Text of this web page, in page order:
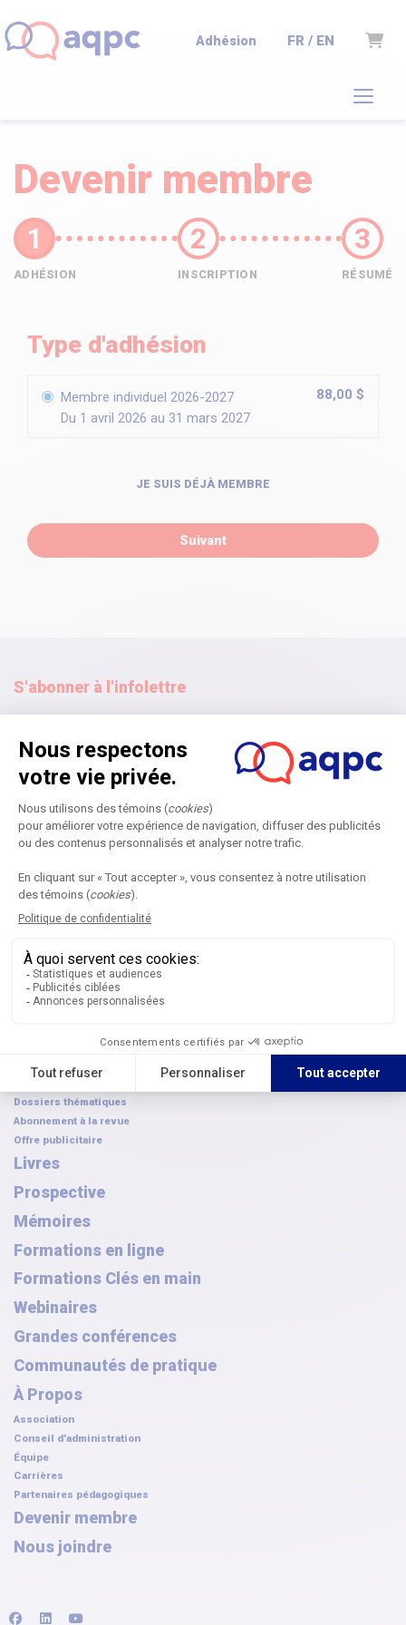
Adhésion FR / EN Panier
Devenir membre
ADHÉSION INSCRIPTION RÉSUMÉ
Type d'adhésion
88,00 $
Membre individuel 2026-2027
Du 1 avril 2026 au 31 mars 2027
JE SUIS DÉJÀ MEMBRE
Suivant
S'abonner à l'infolettre
S'abonner
Accueil
Colloque annuel
Devenir partenaire
Déposer une candidature
Consulter les archives
FAQ
Colloque franco-canadien
Revue
Comités de rédaction
Dossiers thématiques
Abonnement à la revue
Offre publicitaire
Livres
Prospective
Mémoires
Formations en ligne
Formations Clés en main
Webinaires
Grandes conférences
Communautés de pratique
À Propos
Association
Conseil d’administration
Équipe
Carrières
Partenaires pédagogiques
Devenir membre
Nous joindre
facebooklinkedin